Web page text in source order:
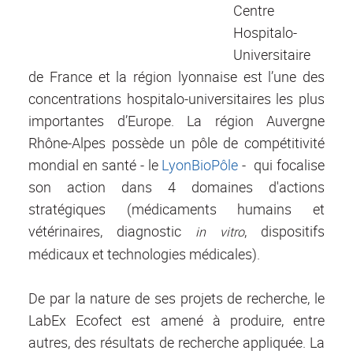
Centre
Hospitalo-
Universitaire
de France et la région lyonnaise est l’une des
concentrations hospitalo-universitaires les plus
importantes d’Europe. La région Auvergne
Rhône-Alpes possède un pôle de compétitivité
mondial en santé - le LyonBioPôle - qui focalise
son action dans 4 domaines d'actions
stratégiques (médicaments humains et
vétérinaires, diagnostic in vitro, dispositifs
médicaux et technologies médicales).
De par la nature de ses projets de recherche, le
LabEx Ecofect est amené à produire, entre
autres, des résultats de recherche appliquée. La